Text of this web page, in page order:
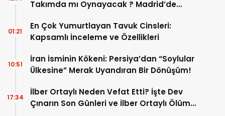
Takımda mı Oynayacak ? Madrid’de
En Çok Yumurtlayan Tavuk Cinsleri:
Kapsamlı İnceleme ve Özellikleri
01:21
İran İsminin Kökeni: Persiya’dan “Soylular
Ülkesine” Merak Uyandıran Bir Dönüşüm!
10:51
İlber Ortaylı Neden Vefat Etti? İşte Dev
Çınarın Son Günleri ve İlber Ortaylı Ölüm
17:34